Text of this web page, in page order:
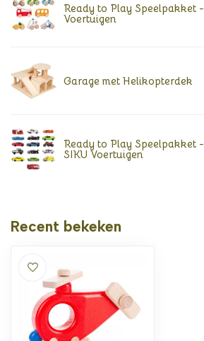
Ready to Play Speelpakket -
Voertuigen
Garage met Helikopterdek
Ready to Play Speelpakket -
SIKU Voertuigen
Recent bekeken